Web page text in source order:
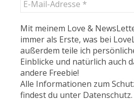
Mit meinem Love &
immer als Erste, was bei
außerdem teile ich
Einblicke und natürlich auch
andere Freebie!
Alle Informationen zum
findest du unter Datenschutz.